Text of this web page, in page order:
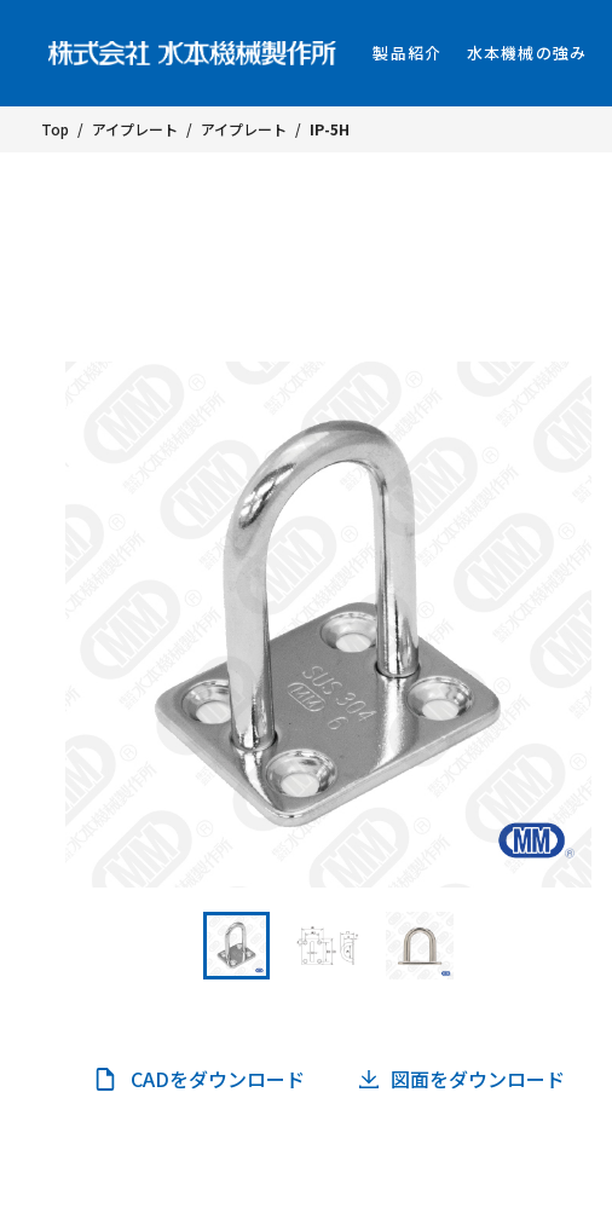
製品紹介 水本機械の強み
Top / アイプレート / アイプレート / IP-5H
CADをダウンロード 図面をダウンロード